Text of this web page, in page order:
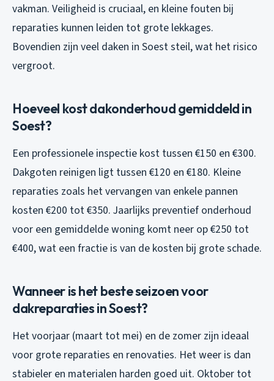
vakman. Veiligheid is cruciaal, en kleine fouten bij
reparaties kunnen leiden tot grote lekkages.
Bovendien zijn veel daken in Soest steil, wat het risico
vergroot.
Hoeveel kost dakonderhoud gemiddeld in
Soest?
Een professionele inspectie kost tussen €150 en €300.
Dakgoten reinigen ligt tussen €120 en €180. Kleine
reparaties zoals het vervangen van enkele pannen
kosten €200 tot €350. Jaarlijks preventief onderhoud
voor een gemiddelde woning komt neer op €250 tot
€400, wat een fractie is van de kosten bij grote schade.
Wanneer is het beste seizoen voor
dakreparaties in Soest?
Het voorjaar (maart tot mei) en de zomer zijn ideaal
voor grote reparaties en renovaties. Het weer is dan
stabieler en materialen harden goed uit. Oktober tot